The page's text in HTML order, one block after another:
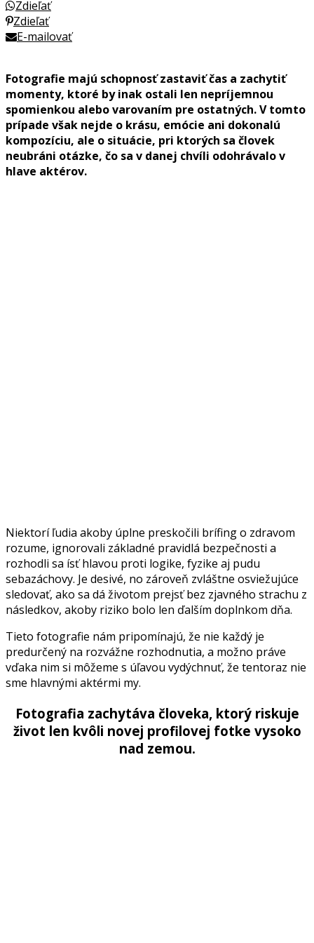
Zdieľať
Zdieľať
E-mailovať
Fotografie majú schopnosť zastaviť čas a zachytiť
momenty, ktoré by inak ostali len nepríjemnou
spomienkou alebo varovaním pre ostatných. V tomto
prípade však nejde o krásu, emócie ani dokonalú
kompozíciu, ale o situácie, pri ktorých sa človek
neubráni otázke, čo sa v danej chvíli odohrávalo v
hlave aktérov.
Niektorí ľudia akoby úplne preskočili brífing o zdravom
rozume, ignorovali základné pravidlá bezpečnosti a
rozhodli sa ísť hlavou proti logike, fyzike aj pudu
sebazáchovy. Je desivé, no zároveň zvláštne osviežujúce
sledovať, ako sa dá životom prejsť bez zjavného strachu z
následkov, akoby riziko bolo len ďalším doplnkom dňa.
Tieto fotografie nám pripomínajú, že nie každý je
predurčený na rozvážne rozhodnutia, a možno práve
vďaka nim si môžeme s úľavou vydýchnuť, že tentoraz nie
sme hlavnými aktérmi my.
Fotografia zachytáva človeka, ktorý riskuje
život len kvôli novej profilovej fotke vysoko
nad zemou.